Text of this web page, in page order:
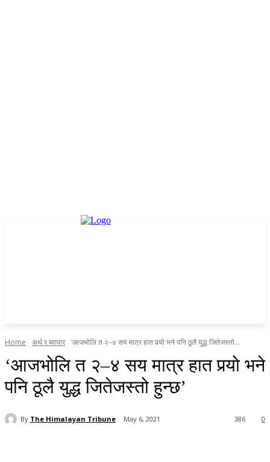
Home अर्थ र ब्यापार ‘आजभोलि त २–४ सय मात्र हात पर्‍यो भने पनि ठूलै युद्ध जितेजस्तो...
‘आजभोलि त २–४ सय मात्र हात पर्‍यो भने
पनि ठूलै युद्ध जितेजस्तो हुन्छ’
By The Himalayan Tribune May 6, 2021 0
386